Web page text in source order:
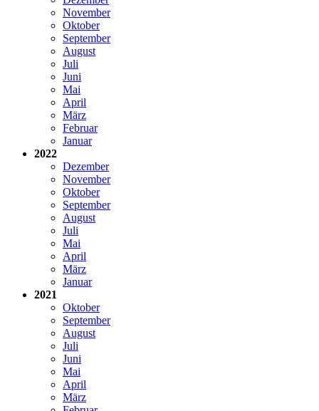
November
Oktober
September
August
Juli
Juni
Mai
April
März
Februar
Januar
2022
Dezember
November
Oktober
September
August
Juli
Mai
April
März
Januar
2021
Oktober
September
August
Juli
Juni
Mai
April
März